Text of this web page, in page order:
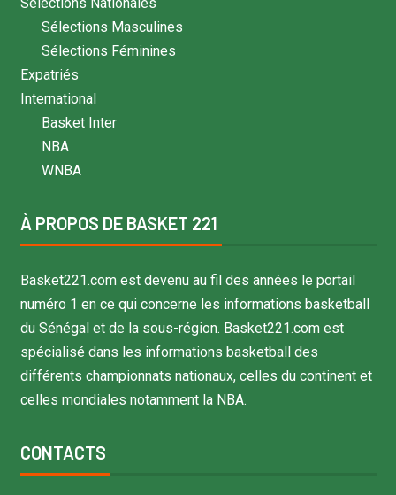
Sélections Masculines
Sélections Féminines
Expatriés
International
Basket Inter
NBA
WNBA
À PROPOS DE BASKET 221
Basket221.com est devenu au fil des années le portail
numéro 1 en ce qui concerne les informations basketball
du Sénégal et de la sous-région. Basket221.com est
spécialisé dans les informations basketball des
différents championnats nationaux, celles du continent et
celles mondiales notamment la NBA.
CONTACTS